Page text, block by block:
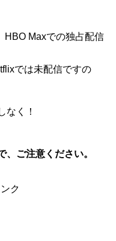
HBO Maxでの独占配信
では未配信ですの
なく！
ご注意ください。
ク